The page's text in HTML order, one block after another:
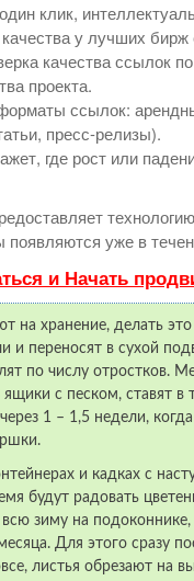
клик,
у лучших
качества ссылок
проекта.
ссылок:
пресс-релизы).
где рост или
появляются уже в
и Начать
на хранение, делать
переносят в сухой
по числу отростков.
с песком, ставят в
1 – 1,5 недели,
и кадках с
будут радовать
всю зиму на
Для этого сразу
листья обрезают на